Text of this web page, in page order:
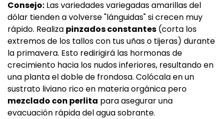
Consejo: Las variedades variegadas amarillas del
dólar tienden a volverse "lánguidas" si crecen muy
rápido. Realiza pinzados constantes (corta los
extremos de los tallos con tus uñas o tijeras) durante
la primavera. Esto redirigirá las hormonas de
crecimiento hacia los nudos inferiores, resultando en
una planta el doble de frondosa. Colócala en un
sustrato liviano rico en materia orgánica pero
mezclado con perlita para asegurar una
evacuación rápida del agua sobrante.